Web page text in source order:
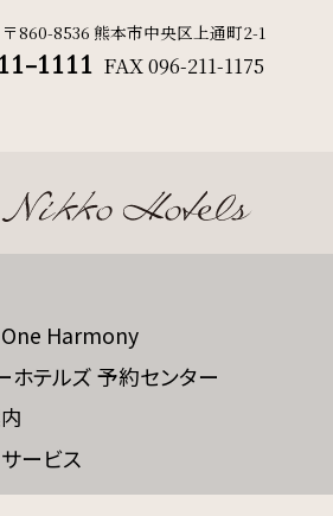
会社概要
ソーシャルメディアポリシー
記
860-8536 熊本市中央区上通町2-1
1111 FAX096-211-1175
Harmony
ホテルズ 予約センター
ービス